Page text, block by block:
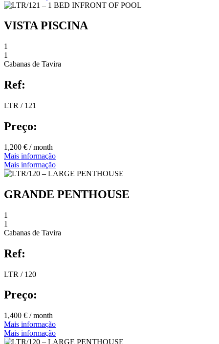
VISTA PISCINA
1
1
Cabanas de Tavira
Ref:
LTR / 121
Preço:
1,200 € / month
Mais informação
Mais informação
GRANDE PENTHOUSE
1
1
Cabanas de Tavira
Ref:
LTR / 120
Preço:
1,400 € / month
Mais informação
Mais informação